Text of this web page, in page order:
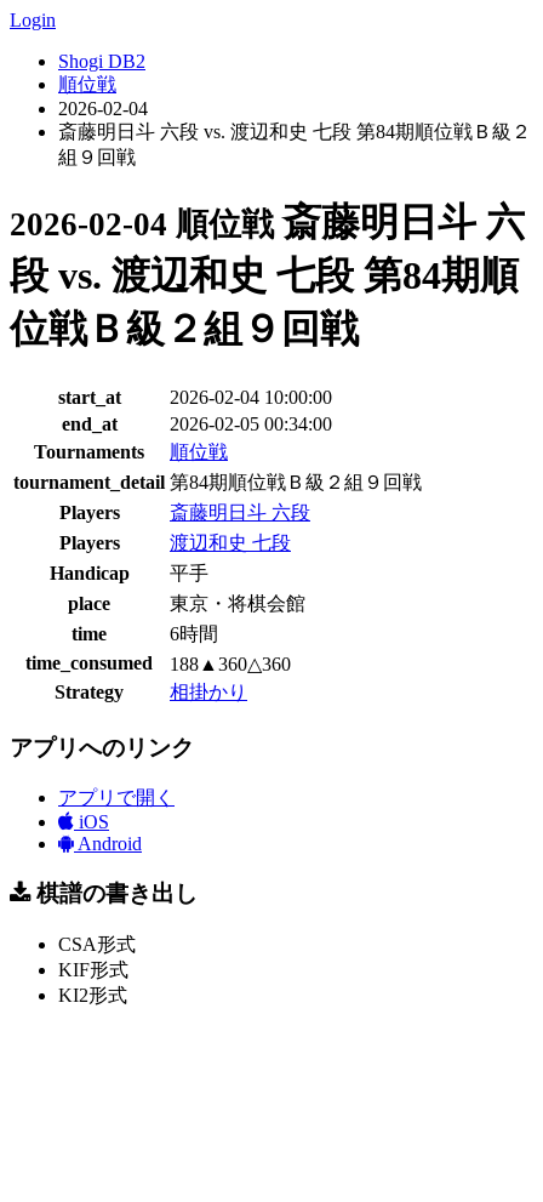
Login
Shogi DB2
順位戦
2026-02-04
斎藤明日斗 六段 vs. 渡辺和史 七段 第84期順位戦Ｂ級２
組９回戦
2026-02-04 順位戦斎藤明日斗 六
段 vs. 渡辺和史 七段 第84期順
位戦Ｂ級２組９回戦
start_at
2026-02-04 10:00:00
end_at
2026-02-05 00:34:00
Tournaments
順位戦
tournament_detail 第84期順位戦Ｂ級２組９回戦
Players
斎藤明日斗 六段
Players
渡辺和史 七段
Handicap
平手
place
東京・将棋会館
time
6時間
time_consumed
188▲360△360
Strategy
相掛かり
アプリへのリンク
アプリで開く
iOS
Android
棋譜の書き出し
CSA形式
KIF形式
KI2形式